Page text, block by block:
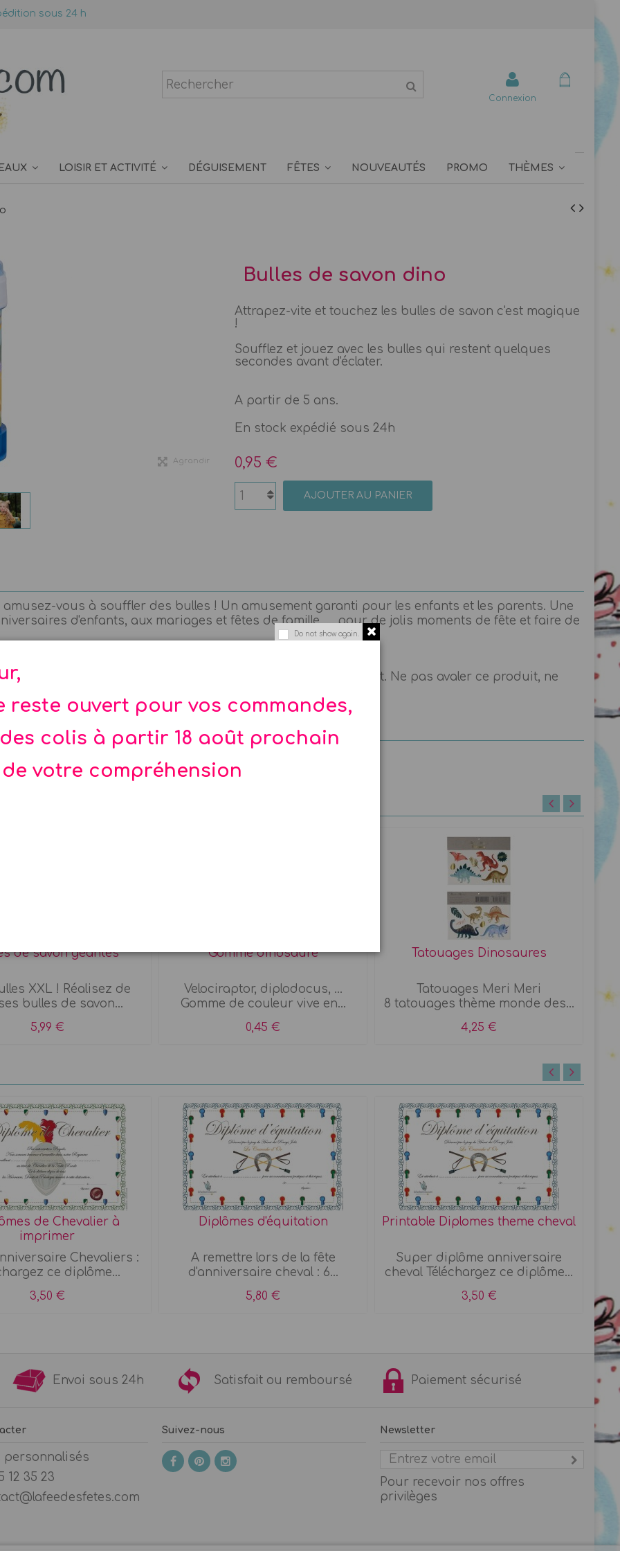
Do not show again.
reste ouvert pour vos commandes,
colis à partir 18 août prochain
votre compréhension
sous 24 h
Connexion
LOISIR ET ACTIVITÉ DÉGUISEMENT FÊTES NOUVEAUTÉS PROMO THÈMES
Agrandir
Bulles de savon dino
Attrapez-vite et touchez les bulles de savon c'est magique
!
Soufflez et jouez avec les bulles qui restent quelques
secondes avant d'éclater.
A partir de 5 ans.
En stock expédié sous 24h
0,95 €
AJOUTER AU PANIER
vous à souffler des bulles ! Un amusement garanti pour les enfants et les parents. Une
d'enfants, aux mariages et fêtes de famille, ... pour de jolis moments de fête et faire de
3 ans. Risque d’ingestion de petites pièces et d’étouffement. Ne pas avaler ce produit, ne
de savon géantes
XXL ! Réalisez de
bulles de savon...
5,99 €
Gomme dinosaure
Velociraptor, diplodocus, ...
Gomme de couleur vive en...
0,45 €
Tatouages Dinosaures
Tatouages Meri Meri
8 tatouages thème monde des...
4,25 €
de Chevalier à
imprimer
Chevaliers :
ce diplôme...
3,50 €
Diplômes d'équitation
A remettre lors de la fête
d'anniversaire cheval : 6...
5,80 €
Printable Diplomes theme cheval
Super diplôme anniversaire
cheval Téléchargez ce diplôme...
3,50 €
Envoi sous 24h Satisfait ou remboursé Paiement sécurisé
personnalisés
12 35 23
Suivez-nous Newsletter
Pour recevoir nos offres
privilèges